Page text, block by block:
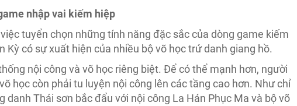
nhập vai kiếm hiệp
tuyển chọn những tính năng đặc sắc của dòng game kiếm
Kỳ có sự xuất hiện của nhiều bộ võ học trứ danh giang hồ.
nội công và võ học riêng biệt. Để có thể mạnh hơn, người
học còn phải tu luyện nội công lên các tầng cao hơn. Như chỉ
danh Thái sơn bắc đẩu với nội công La Hán Phục Ma và bộ võ